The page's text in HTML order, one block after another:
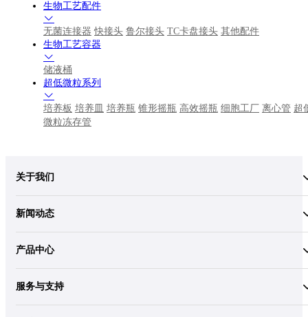
生物工艺配件
无菌连接器 快接头 鲁尔接头 TC卡盘接头 其他配件
生物工艺容器
储液桶
超低微粒系列
培养板 培养皿 培养瓶 锥形摇瓶 高效摇瓶 细胞工厂 离心管 超
微粒冻存管
关于我们
新闻动态
产品中心
服务与支持